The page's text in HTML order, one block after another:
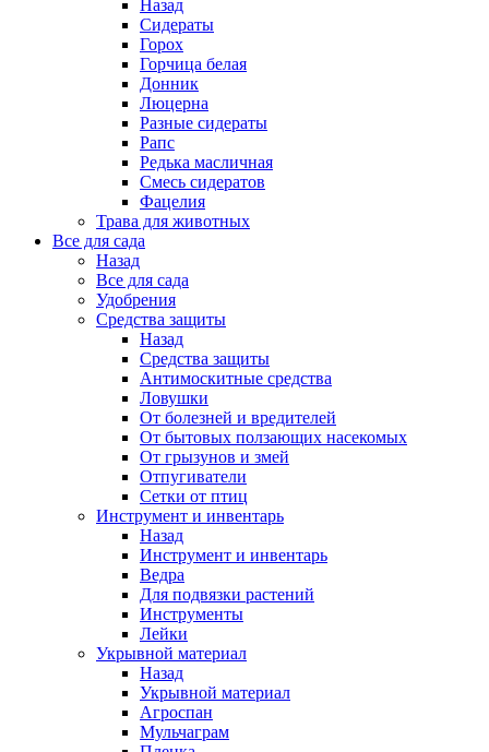
Назад
Сидераты
Горох
Горчица белая
Донник
Люцерна
Разные сидераты
Рапс
Редька масличная
Смесь сидератов
Фацелия
Трава для животных
Все для сада
Назад
Все для сада
Удобрения
Средства защиты
Назад
Средства защиты
Антимоскитные средства
Ловушки
От болезней и вредителей
От бытовых ползающих насекомых
От грызунов и змей
Отпугиватели
Сетки от птиц
Инструмент и инвентарь
Назад
Инструмент и инвентарь
Ведра
Для подвязки растений
Инструменты
Лейки
Укрывной материал
Назад
Укрывной материал
Агроспан
Мульчаграм